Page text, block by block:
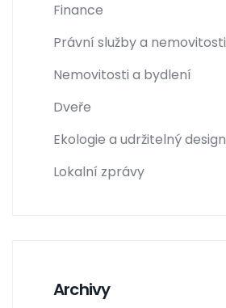
Finance
Právní služby a nemovitosti
Nemovitosti a bydlení
Dveře
Ekologie a udržitelný design
Lokalní zprávy
Archivy